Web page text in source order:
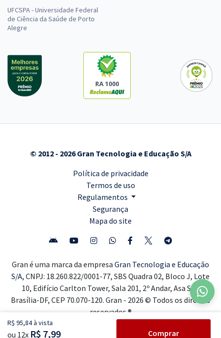
R$ 95,84 à vista
ou 12x R$ 7,99 Comprar
UFCSPA - Universidade Federal
de Ciência da Saúde de Porto
Alegre
RA 1000
© 2012 - 2026 Gran Tecnologia e Educação S/A
Política de privacidade
Termos de uso
Regulamentos
Segurança
Mapa do site
Gran é uma marca da empresa Gran Tecnologia e Educação
S/A, CNPJ: 18.260.822/0001-77, SBS Quadra 02, Bloco J, Lote
10, Edifício Carlton Tower, Sala 201, 2º Andar, Asa Sul,
Brasília-DF, CEP 70.070-120. Gran - 2026 © Todos os direitos
reservados ®